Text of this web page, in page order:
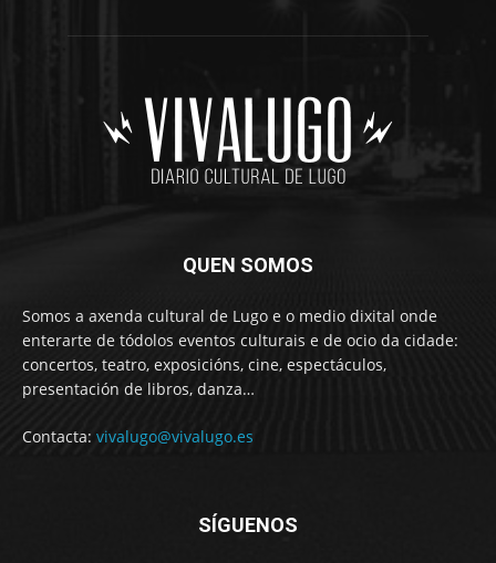
QUEN SOMOS
Somos a axenda cultural de Lugo e o medio dixital onde
enterarte de tódolos eventos culturais e de ocio da cidade:
concertos, teatro, exposicións, cine, espectáculos,
presentación de libros, danza…
Contacta: vivalugo@vivalugo.es
SÍGUENOS